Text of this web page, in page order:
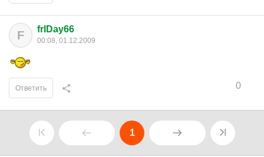
F frIDay66
00:08, 01.12.2009
0
Ответить
1